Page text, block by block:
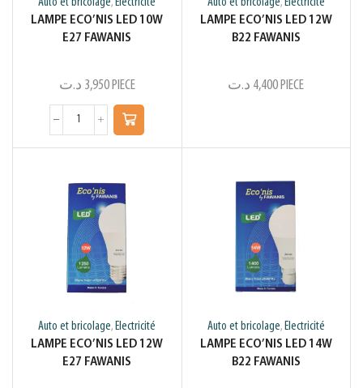
,
LAMPE ECO’NIS LED 10W
E27 FAWANIS
3,950 د.ت PIECE
,
LAMPE ECO’NIS LED 12W
B22 FAWANIS
4,400 د.ت PIECE
Auto et bricolage, Electricité
LAMPE ECO’NIS LED 12W
E27 FAWANIS
Auto et bricolage, Electricité
LAMPE ECO’NIS LED 14W
B22 FAWANIS